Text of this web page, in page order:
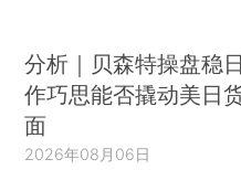
分析｜贝森特操盘稳
作巧思能否撬动美日
面
2026年08月06日